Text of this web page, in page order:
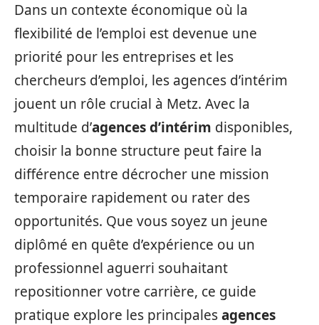
Dans un contexte économique où la
flexibilité de l’emploi est devenue une
priorité pour les entreprises et les
chercheurs d’emploi, les agences d’intérim
jouent un rôle crucial à Metz. Avec la
multitude d’agences d’intérim disponibles,
choisir la bonne structure peut faire la
différence entre décrocher une mission
temporaire rapidement ou rater des
opportunités. Que vous soyez un jeune
diplômé en quête d’expérience ou un
professionnel aguerri souhaitant
repositionner votre carrière, ce guide
pratique explore les principalesagences